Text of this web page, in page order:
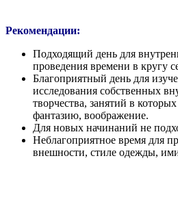
Рекомендации:
Подходящий день для
проведения времени в кругу
Благоприятный день для
исследования собственных
творчества, занятий в
фантазию, воображение.
Для новых начинаний не
Неблагоприятное время для
внешности, стиле одежды,